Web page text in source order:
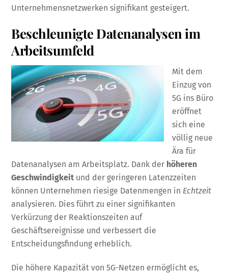
Unternehmensnetzwerken signifikant gesteigert.
Beschleunigte Datenanalysen im
Arbeitsumfeld
Mit dem
Einzug von
5G ins Büro
eröffnet
sich eine
völlig neue
Ära für
Datenanalysen am Arbeitsplatz. Dank der höheren
Geschwindigkeit und der geringeren Latenzzeiten
können Unternehmen riesige Datenmengen in Echtzeit
analysieren. Dies führt zu einer signifikanten
Verkürzung der Reaktionszeiten auf
Geschäftsereignisse und verbessert die
Entscheidungsfindung erheblich.
Die höhere Kapazität von 5G-Netzen ermöglicht es,